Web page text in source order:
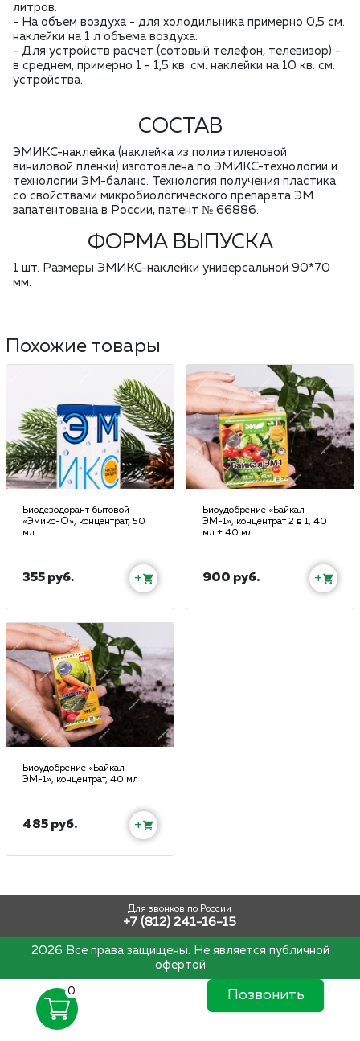
литров.
- На объем воздуха - для холодильника примерно 0,5 см.
наклейки на 1 л объема воздуха.
- Для устройств расчет (сотовый телефон, телевизор) -
в среднем, примерно 1 - 1,5 кв. см. наклейки на 10 кв. см.
устройства.
СОСТАВ
ЭМИКС-наклейка (наклейка из полиэтиленовой
виниловой плёнки) изготовлена по ЭМИКС-технологии и
технологии ЭМ-баланс. Технология получения пластика
со свойствами микробиологического препарата ЭМ
запатентована в России, патент № 66886.
ФОРМА ВЫПУСКА
1 шт. Размеры ЭМИКС-наклейки универсальной 90*70
мм.
Похожие товары
Биодезодорант бытовой
«Эмикс-О», концентрат, 50
мл
355 руб. +
Биоудобрение «Байкал
ЭМ-1», концентрат 2 в 1, 40
мл + 40 мл
900 руб. +
Биоудобрение «Байкал
ЭМ-1», концентрат, 40 мл
485 руб. +
Для звонков по России
+7 (812) 241-16-15
2026 Все права защищены. Не является публичной
офертой
Позвонить
0